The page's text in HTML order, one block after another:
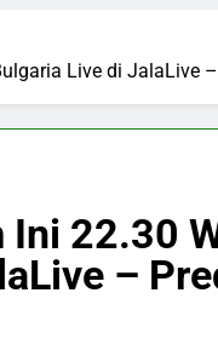
Live di JalaLive
22.30
–